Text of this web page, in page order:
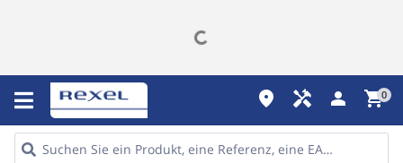
place handyman person shopping_cart0